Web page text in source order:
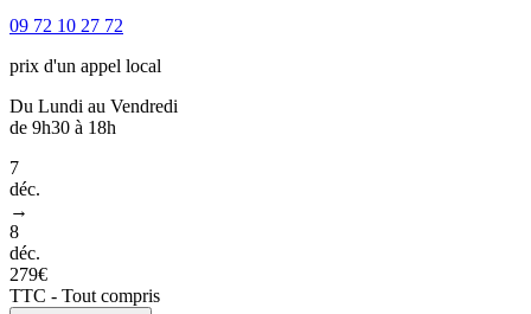
09 72 10 27 72
prix d'un appel local
Du Lundi au Vendredi
de 9h30 à 18h
7
déc.
→
8
déc.
279€
TTC - Tout compris